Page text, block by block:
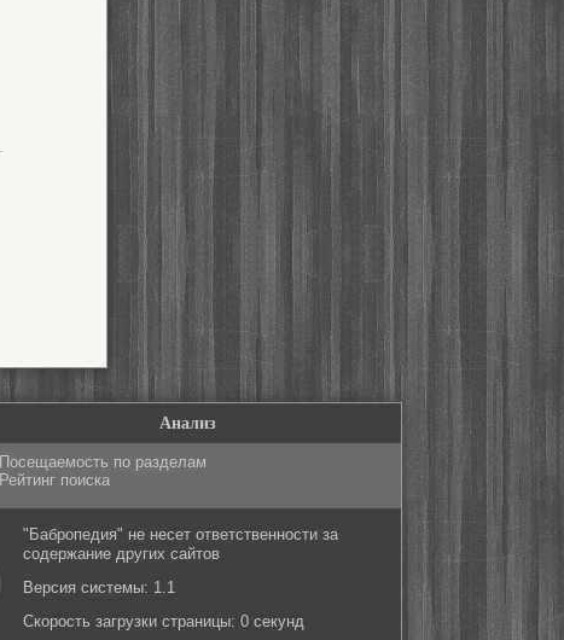
Анализ
Посещаемость по разделам
Рейтинг поиска
"Бабропедия" не несет ответственности за
содержание других сайтов
Версия системы: 1.1
Скорость загрузки страницы: 0 секунд